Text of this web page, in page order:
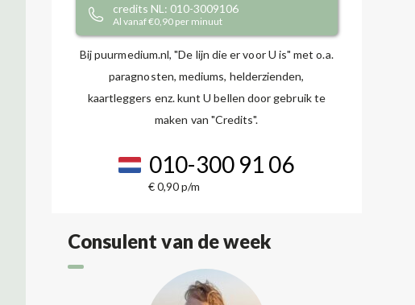
credits NL: 010-3009106
Al vanaf €0,90 per minuut
Bij puurmedium.nl, "De lijn die er voor U is" met o.a.
paragnosten, mediums, helderzienden,
kaartleggers enz. kunt U bellen door gebruik te
maken van "Credits".
010-300 91 06
€ 0,90 p/m
Consulent van de week